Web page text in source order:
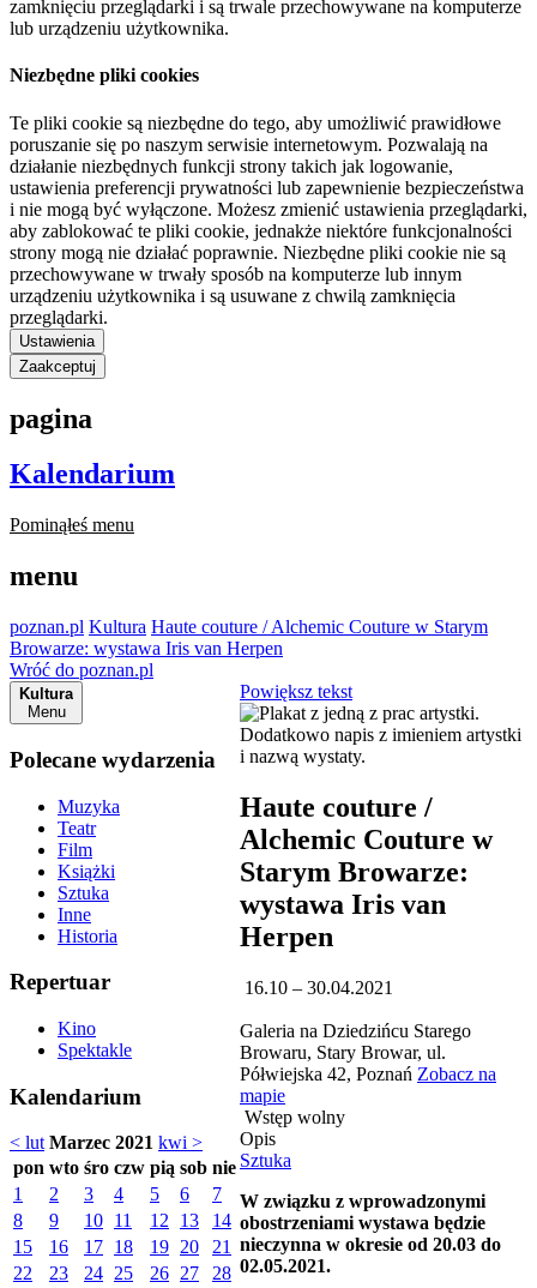
zamknięciu przeglądarki i są trwale przechowywane na komputerze
lub urządzeniu użytkownika.
Niezbędne pliki cookies
Te pliki cookie są niezbędne do tego, aby umożliwić prawidłowe
poruszanie się po naszym serwisie internetowym. Pozwalają na
działanie niezbędnych funkcji strony takich jak logowanie,
ustawienia preferencji prywatności lub zapewnienie bezpieczeństwa
i nie mogą być wyłączone. Możesz zmienić ustawienia przeglądarki,
aby zablokować te pliki cookie, jednakże niektóre funkcjonalności
strony mogą nie działać poprawnie. Niezbędne pliki cookie nie są
przechowywane w trwały sposób na komputerze lub innym
urządzeniu użytkownika i są usuwane z chwilą zamknięcia
przeglądarki.
Ustawienia
Zaakceptuj
pagina
Kalendarium
Pominąłeś menu
menu
poznan.pl Kultura Haute couture / Alchemic Couture w Starym
Browarze: wystawa Iris van Herpen
Wróć do poznan.pl
Kultura
Menu
Polecane wydarzenia
Muzyka
Teatr
Film
Książki
Sztuka
Inne
Historia
Repertuar
Kino
Spektakle
Kalendarium
< lut Marzec 2021 kwi >
pon wto śro czw pią sob nie
1
2 3 4 5 6
7
8
9 10 11 12 13
14
15
16 17 18 19 20
21
22
23 24 25 26 27
28
Powiększ tekst
Haute couture /
Alchemic Couture w
Starym Browarze:
wystawa Iris van
Herpen
16.10 – 30.04.2021
Galeria na Dziedzińcu Starego
Browaru, Stary Browar, ul.
Półwiejska 42, Poznań Zobacz na
mapie
Wstęp wolny
Opis
Sztuka
W związku z wprowadzonymi
obostrzeniami wystawa będzie
nieczynna w okresie od 20.03 do
02.05.2021.